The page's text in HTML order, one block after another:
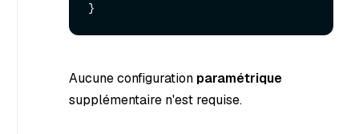
Aucune configuration paramétrique
supplémentaire n'est requise.